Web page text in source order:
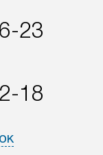
по монтажу
материалы.
23
18